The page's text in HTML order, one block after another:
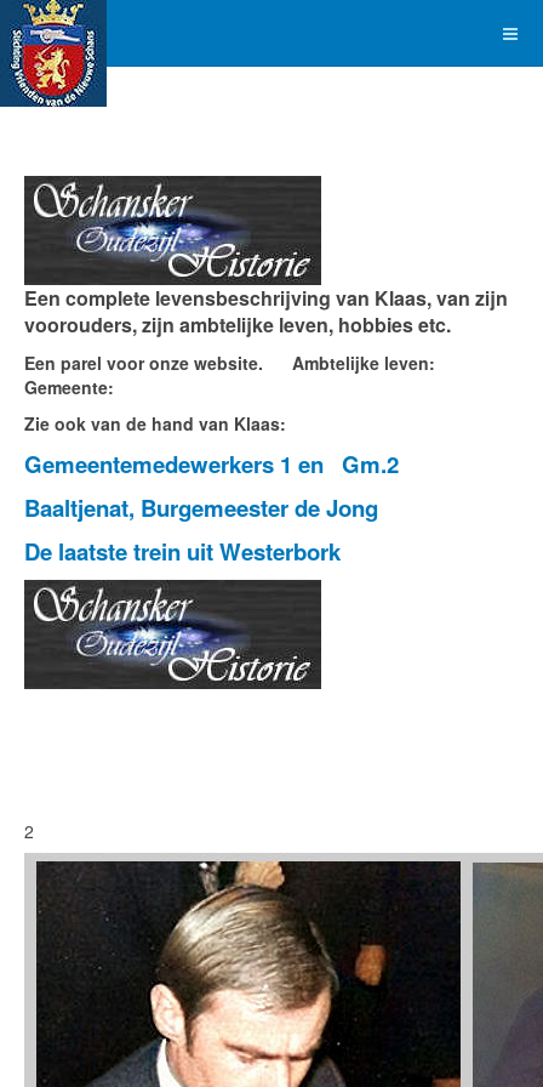
Een complete levensbeschrijving van Klaas, van zijn
voorouders, zijn ambtelijke leven, hobbies etc.
Een parel voor onze website. Ambtelijke leven:
Gemeente:
Zie ook van de hand van Klaas:
Gemeentemedewerkers 1 en Gm.2
Baaltjenat, Burgemeester de Jong
De laatste trein uit Westerbork
2